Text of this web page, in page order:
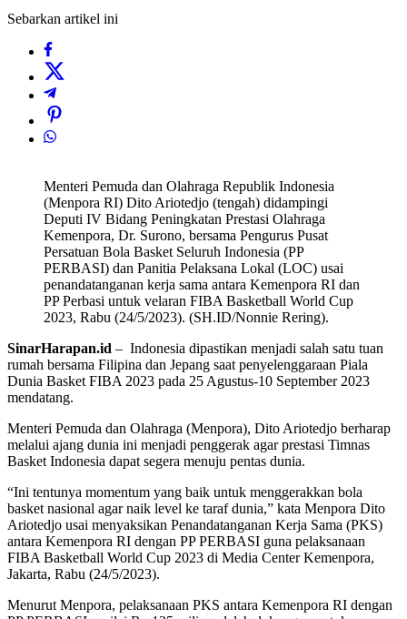
Sebarkan artikel ini
Menteri Pemuda dan Olahraga Republik Indonesia
(Menpora RI) Dito Ariotedjo (tengah) didampingi
Deputi IV Bidang Peningkatan Prestasi Olahraga
Kemenpora, Dr. Surono, bersama Pengurus Pusat
Persatuan Bola Basket Seluruh Indonesia (PP
PERBASI) dan Panitia Pelaksana Lokal (LOC) usai
penandatanganan kerja sama antara Kemenpora RI dan
PP Perbasi untuk velaran FIBA Basketball World Cup
2023, Rabu (24/5/2023). (SH.ID/Nonnie Rering).
SinarHarapan.id – Indonesia dipastikan menjadi salah satu tuan
rumah bersama Filipina dan Jepang saat penyelenggaraan Piala
Dunia Basket FIBA 2023 pada 25 Agustus-10 September 2023
mendatang.
Menteri Pemuda dan Olahraga (Menpora), Dito Ariotedjo berharap
melalui ajang dunia ini menjadi penggerak agar prestasi Timnas
Basket Indonesia dapat segera menuju pentas dunia.
“Ini tentunya momentum yang baik untuk menggerakkan bola
basket nasional agar naik level ke taraf dunia,” kata Menpora Dito
Ariotedjo usai menyaksikan Penandatanganan Kerja Sama (PKS)
antara Kemenpora RI dengan PP PERBASI guna pelaksanaan
FIBA Basketball World Cup 2023 di Media Center Kemenpora,
Jakarta, Rabu (24/5/2023).
Menurut Menpora, pelaksanaan PKS antara Kemenpora RI dengan